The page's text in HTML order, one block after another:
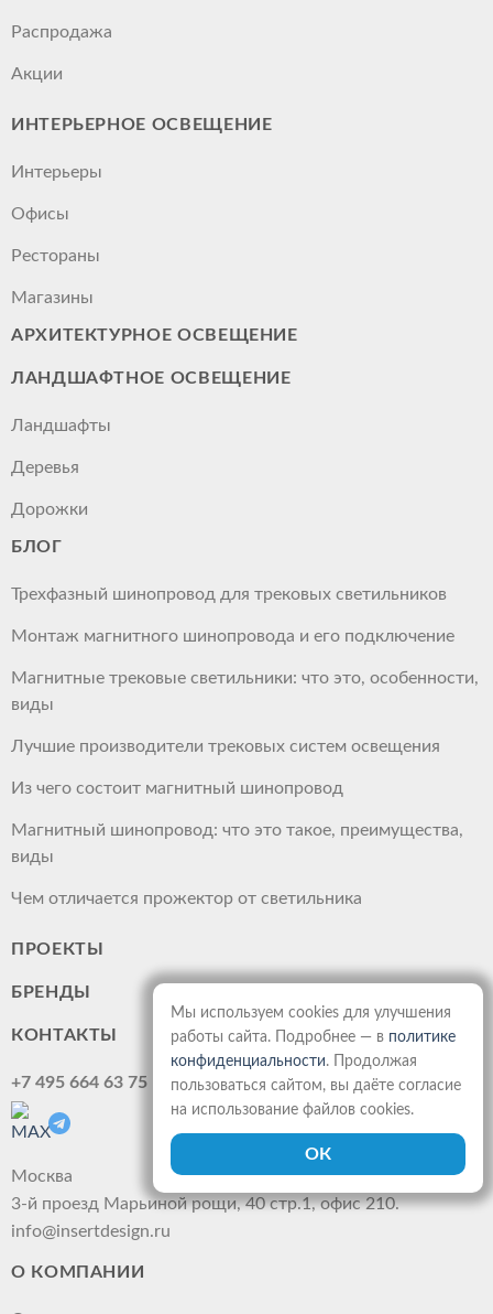
Распродажа
Акции
ИНТЕРЬЕРНОЕ ОСВЕЩЕНИЕ
Интерьеры
Офисы
Рестораны
Магазины
АРХИТЕКТУРНОЕ ОСВЕЩЕНИЕ
ЛАНДШАФТНОЕ ОСВЕЩЕНИЕ
Ландшафты
Деревья
Дорожки
БЛОГ
Трехфазный шинопровод для трековых светильников
Монтаж магнитного шинопровода и его подключение
Магнитные трековые светильники: что это, особенности,
виды
Лучшие производители трековых систем освещения
Из чего состоит магнитный шинопровод
Магнитный шинопровод: что это такое, преимущества,
виды
Чем отличается прожектор от светильника
ПРОЕКТЫ
БРЕНДЫ
КОНТАКТЫ
+7 495 664 63 75
Москва
3-й проезд Марьиной рощи, 40 стр.1, офис 210.
info@insertdesign.ru
О КОМПАНИИ
Мы используем cookies для улучшения
работы сайта. Подробнее — в политике
конфиденциальности. Продолжая
пользоваться сайтом, вы даёте согласие
на использование файлов cookies.